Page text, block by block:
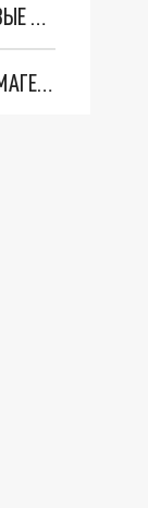
"ОЧЕНЬ ПЛОХИЕ НОВОСТИ": БОЛЬШАЯ ОШИБКА PALANTIR В РОССИИ. СТРАНЫ НАТО ВПЕРВЫЕ ЗА СВО ОСТАНОВИЛИ ПОСТАВКИ ОРУЖИЯ. ВСУ ТЕРЯЮТ ПРИГРАНИЧЬЕ?
ТРИ ГЛАВНЫХ ИНСАЙДА ОБ СВО. ОТМЕНА МОБИЛИЗАЦИИ И ВОЗВРАЩЕНИЕ "ГЕНЕРАЛА АРМАГЕДДОНА"? ОТЛИЧНЫЕ НОВОСТИ, КОТОРЫЕ ЖДАЛИ ВСЕ